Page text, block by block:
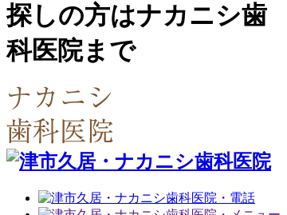
探しの方はナカニシ歯
科医院まで